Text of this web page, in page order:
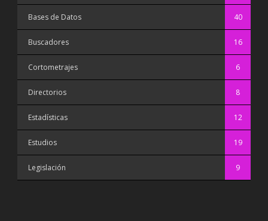
Bases de Datos 40
Buscadores 16
Cortometrajes 6
Directorios 8
Estadísticas 12
Estudios 19
Legislación 9